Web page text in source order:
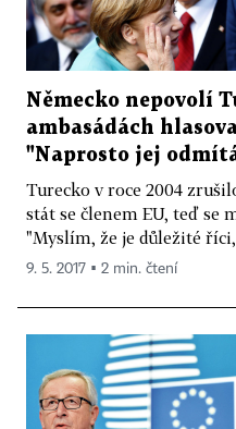
Německo nepovolí
ambasádách
"Naprosto jej
Turecko v roce 2004
stát se členem EU, teď se
"Myslím, že je důležité
9. 5. 2017 ▪ 2 min. čtení